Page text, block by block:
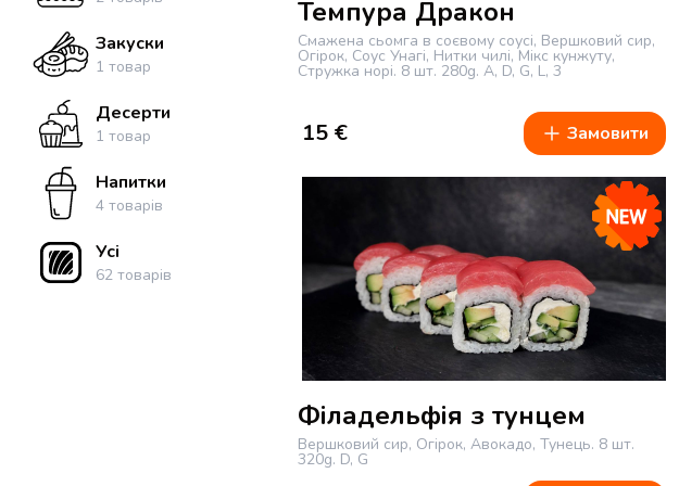
Закуски
1 товар
Десерти
1 товар
Напитки
4 товарів
Усі
62 товарів
Темпура Дракон
Смажена сьомга в соєвому соусі, Вершковий сир,
Огірок, Соус Унагі, Нитки чилі, Мікс кунжуту,
Стружка норі. 8 шт. 280g. A, D, G, L, 3
15 € Замовити
Філадельфія з тунцем
Вершковий сир, Огірок, Авокадо, Тунець. 8 шт.
320g. D, G